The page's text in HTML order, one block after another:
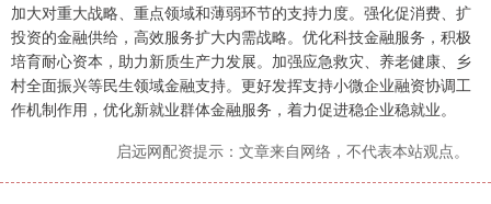
加大对重大战略、重点领域和薄弱环节的支持力度。强化促消费、扩
投资的金融供给，高效服务扩大内需战略。优化科技金融服务，积极
培育耐心资本，助力新质生产力发展。加强应急救灾、养老健康、乡
村全面振兴等民生领域金融支持。更好发挥支持小微企业融资协调工
作机制作用，优化新就业群体金融服务，着力促进稳企业稳就业。
启远网配资提示：文章来自网络，不代表本站观点。